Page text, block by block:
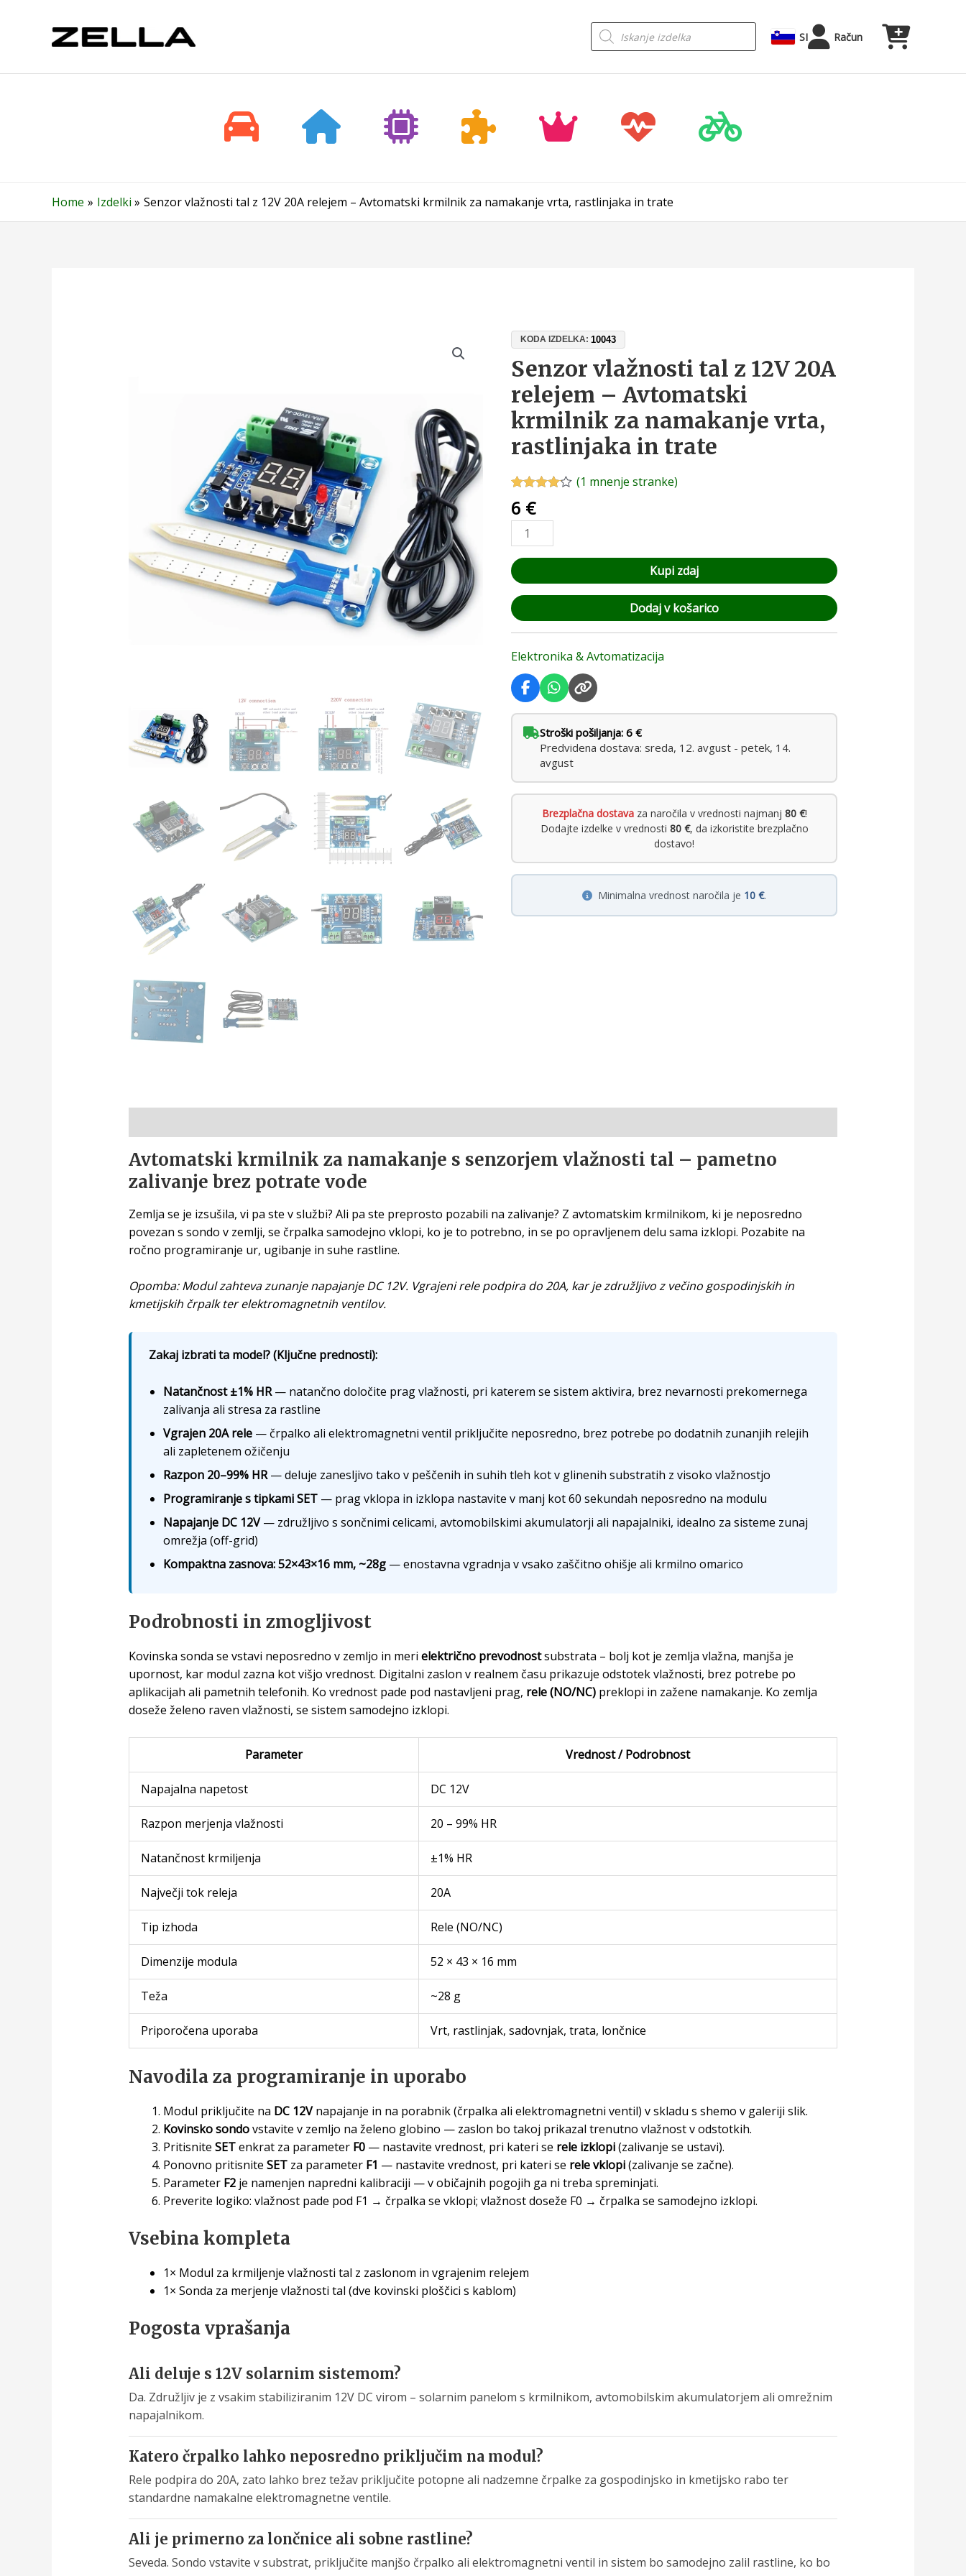
Products
search SI Račun
Home Izdelki Senzor vlažnosti tal z 12V 20A relejem – Avtomatski krmilnik za namakanje vrta, rastlinjaka in trate
KODA IZDELKA:10043
Senzor vlažnosti tal z 12V 20A
relejem – Avtomatski
krmilnik za namakanje vrta,
rastlinjaka in trate
z4.00
5 na
podlagi
ocene
stranke
(1 mnenje stranke)
6 €
Senzor
tal
z
12V
20A
relejem
Avtomatski
krmilnik
za
namakanje
rastlinjaka
in
trate
količina
Kupi zdaj
Dodaj v košarico
Elektronika & Avtomatizacija
Stroški pošiljanja: 6 €
Predvidena dostava: sreda, 12. avgust - petek, 14.
avgust
Brezplačna dostavaza naročila v vrednosti najmanj 80 €!
Dodajte izdelke v vrednosti 80 €, da izkoristite brezplačno
dostavo!
Minimalna vrednost naročila je 10 €.
Avtomatski krmilnik za namakanje s senzorjem vlažnosti tal – pametno
zalivanje brez potrate vode
Zemlja se je izsušila, vi pa ste v službi? Ali pa ste preprosto pozabili na zalivanje? Z avtomatskim krmilnikom, ki je neposredno
povezan s sondo v zemlji, se črpalka samodejno vklopi, ko je to potrebno, in se po opravljenem delu sama izklopi. Pozabite na
ročno programiranje ur, ugibanje in suhe rastline.
Opomba: Modul zahteva zunanje napajanje DC 12V. Vgrajeni rele podpira do 20A, kar je združljivo z večino gospodinjskih in
kmetijskih črpalk ter elektromagnetnih ventilov.
Zakaj izbrati ta model? (Ključne prednosti):
Natančnost ±1% HR— natančno določite prag vlažnosti, pri katerem se sistem aktivira, brez nevarnosti prekomernega
zalivanja ali stresa za rastline
Vgrajen 20A rele— črpalko ali elektromagnetni ventil priključite neposredno, brez potrebe po dodatnih zunanjih relejih
ali zapletenem ožičenju
Razpon 20–99% HR— deluje zanesljivo tako v peščenih in suhih tleh kot v glinenih substratih z visoko vlažnostjo
Programiranje s tipkami SET— prag vklopa in izklopa nastavite v manj kot 60 sekundah neposredno na modulu
Napajanje DC 12V— združljivo s sončnimi celicami, avtomobilskimi akumulatorji ali napajalniki, idealno za sisteme zunaj
omrežja (off-grid)
Kompaktna zasnova: 52×43×16 mm, ~28g— enostavna vgradnja v vsako zaščitno ohišje ali krmilno omarico
Podrobnosti in zmogljivost
Kovinska sonda se vstavi neposredno v zemljo in meri električno prevodnostsubstrata – bolj kot je zemlja vlažna, manjša je
upornost, kar modul zazna kot višjo vrednost. Digitalni zaslon v realnem času prikazuje odstotek vlažnosti, brez potrebe po
aplikacijah ali pametnih telefonih. Ko vrednost pade pod nastavljeni prag, rele (NO/NC)preklopi in zažene namakanje. Ko zemlja
doseže želeno raven vlažnosti, se sistem samodejno izklopi.
Parameter Vrednost / Podrobnost
Napajalna napetost DC 12V
Razpon merjenja vlažnosti 20 – 99% HR
Natančnost krmiljenja ±1% HR
Največji tok releja 20A
Tip izhoda Rele (NO/NC)
Dimenzije modula 52 × 43 × 16 mm
Teža ~28 g
Priporočena uporaba Vrt, rastlinjak, sadovnjak, trata, lončnice
Navodila za programiranje in uporabo
Modul priključite na DC 12Vnapajanje in na porabnik (črpalka ali elektromagnetni ventil) v skladu s shemo v galeriji slik.
Kovinsko sondovstavite v zemljo na želeno globino — zaslon bo takoj prikazal trenutno vlažnost v odstotkih.
Pritisnite SETenkrat za parameter F0— nastavite vrednost, pri kateri se rele izklopi(zalivanje se ustavi).
Ponovno pritisnite SETza parameter F1 — nastavite vrednost, pri kateri se rele vklopi(zalivanje se začne).
Parameter F2je namenjen napredni kalibraciji — v običajnih pogojih ga ni treba spreminjati.
Preverite logiko: vlažnost pade pod F1 → črpalka se vklopi; vlažnost doseže F0 → črpalka se samodejno izklopi.
Vsebina kompleta
1× Modul za krmiljenje vlažnosti tal z zaslonom in vgrajenim relejem
1× Sonda za merjenje vlažnosti tal (dve kovinski ploščici s kablom)
Pogosta vprašanja
Ali deluje s 12V solarnim sistemom?
Da. Združljiv je z vsakim stabiliziranim 12V DC virom – solarnim panelom s krmilnikom, avtomobilskim akumulatorjem ali omrežnim
napajalnikom.
Katero črpalko lahko neposredno priključim na modul?
Rele podpira do 20A, zato lahko brez težav priključite potopne ali nadzemne črpalke za gospodinjsko in kmetijsko rabo ter
standardne namakalne elektromagnetne ventile.
Ali je primerno za lončnice ali sobne rastline?
Seveda. Sondo vstavite v substrat, priključite manjšo črpalko ali elektromagnetni ventil in sistem bo samodejno zalil rastline, ko bo